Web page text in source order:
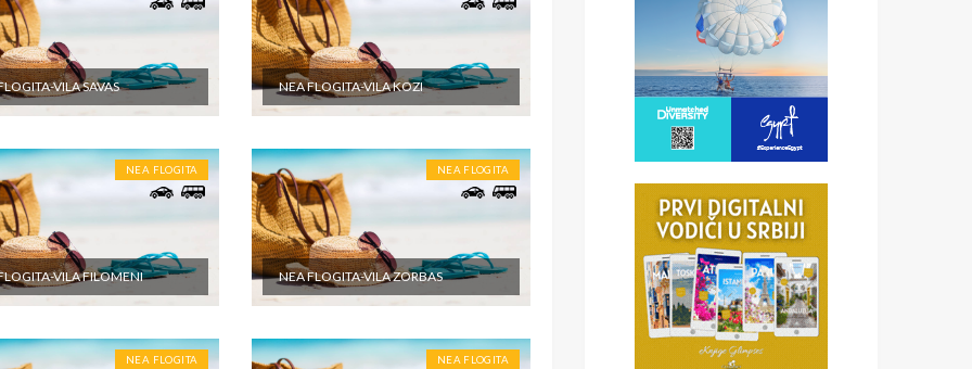
VILA SAVAS NEA FLOGITA-VILA KOZI
NEA FLOGITA
VILA FILOMENI
NEA FLOGITA
NEA FLOGITA-VILA ZORBAS
NEA FLOGITA NEA FLOGITA